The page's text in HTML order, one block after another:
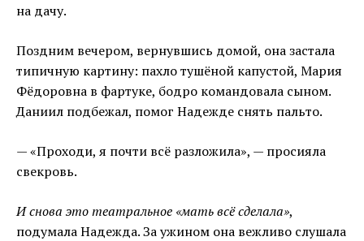
на дачу.
Поздним вечером, вернувшись домой, она застала
типичную картину: пахло тушёной капустой, Мария
Фёдоровна в фартуке, бодро командовала сыном.
Даниил подбежал, помог Надежде снять пальто.
— «Проходи, я почти всё разложила», — просияла
свекровь.
И снова это театральное «мать всё сделала»,
подумала Надежда. За ужином она вежливо слушала